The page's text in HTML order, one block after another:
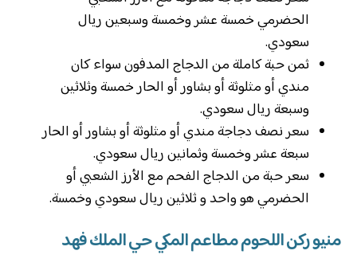
الحضرمي خمسة عشر وخمسة وسبعين ريال
سعودي.
ثمن حبة كاملة من الدجاج المدفون سواء كان
مندي أو مثلوثة أو بشاور أو الحار خمسة وثلاثين
وسبعة ريال سعودي.
سعر نصف دجاجة مندي أو مثلوثة أو بشاور أو الحار
سبعة عشر وخمسة وثمانين ريال سعودي.
سعر حبة من الدجاج الفحم مع الأرز الشعبي أو
الحضرمي هو واحد و ثلاثين ريال سعودي وخمسة.
منيو ركن اللحوم مطاعم المكي حي الملك فهد